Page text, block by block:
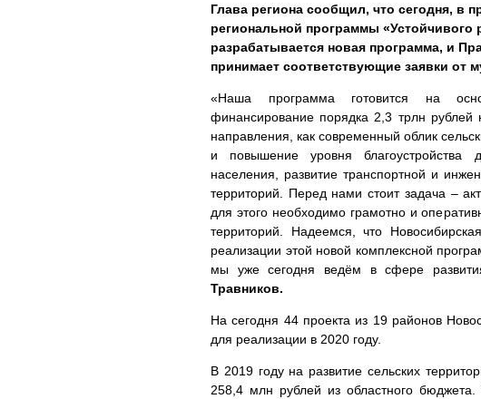
Глава региона сообщил, что сегодня, в
региональной программы «Устойчивого
разрабатывается новая программа, и
принимает соответствующие заявки от
«Наша программа готовится на
финансирование порядка 2,3 трлн
направления, как современный облик
и повышение уровня благоустройства
населения, развитие транспортной и
территорий. Перед нами стоит задача –
для этого необходимо грамотно и
территорий. Надеемся, что
реализации этой новой комплексной
мы уже сегодня ведём в сфере
Травников.
На сегодня 44 проекта из 19 районов
для реализации в 2020 году.
В 2019 году на развитие сельских
258,4 млн рублей из областного